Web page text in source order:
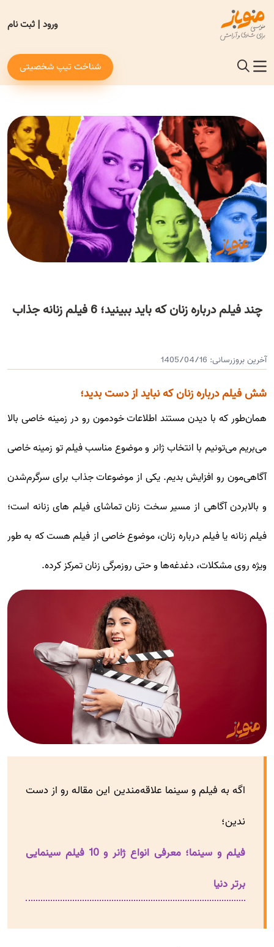
ورود| ثبت نام
شناخت تیپ شخصیتی
چند فیلم درباره زنان که باید ببینید؛ 6 فیلم زنانه جذاب
آخرین بروزرسانی: 1405/04/16
شش فیلم درباره زنان که نباید از دست بدید؛
همان‌طور که با دیدن مستند اطلاعات خودمون رو در زمینه خاصی بالا
می‌بریم می‌تونیم با انتخاب ژانر و موضوع مناسب فیلم تو زمینه خاصی
آگاهی‌مون رو افزایش بدیم. یکی از موضوعات جذاب برای سرگرم‌شدن
و بالابردن آگاهی از مسیر سخت زنان تماشای فیلم های زنانه است؛
فیلم زنانه یا فیلم درباره زنان، موضوع خاصی از فیلم هست که به طور
ویژه روی مشکلات، دغدغه‌ها و حتی روزمرگی زنان تمرکز کرده.
اگه به فیلم و سینما علاقه‌مندین این مقاله رو از دست
ندین؛
فیلم و سینما؛ معرفی انواع ژانر و 10 فیلم سینمایی
برتر دنیا